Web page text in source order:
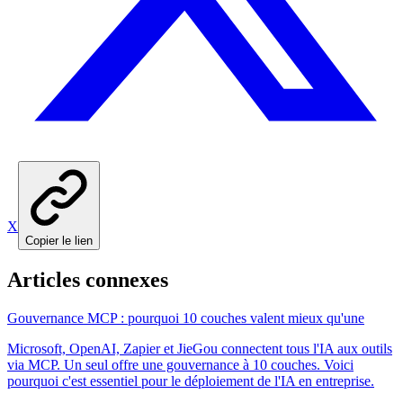
X
Copier le lien
Articles connexes
Gouvernance MCP : pourquoi 10 couches valent mieux qu'une
Microsoft, OpenAI, Zapier et JieGou connectent tous l'IA aux outils
via MCP. Un seul offre une gouvernance à 10 couches. Voici
pourquoi c'est essentiel pour le déploiement de l'IA en entreprise.